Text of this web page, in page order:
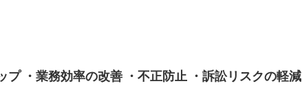
・業務効率の改善 ・不正防止 ・訴訟リスクの軽減